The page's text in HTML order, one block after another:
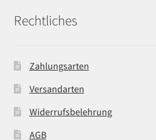
Rechtliches
Zahlungsarten
Versandarten
Widerrufsbelehrung
AGB